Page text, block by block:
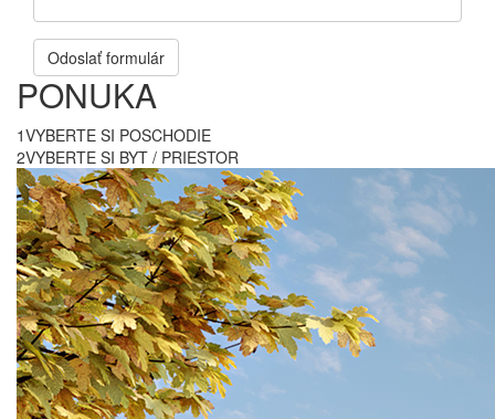
Odoslať formulár
PONUKA
1VYBERTE SI POSCHODIE
2VYBERTE SI BYT / PRIESTOR